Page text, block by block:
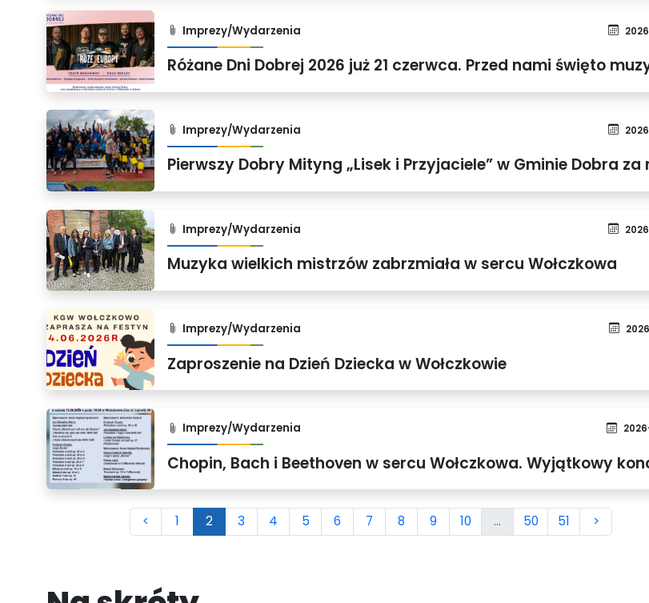
Imprezy/Wydarzenia
Imprezy/Wydarzenia
Imprezy/Wydarzenia
Muzyka wielkich mistrzów zabrzmiała w sercu Wołczkowa
Imprezy/Wydarzenia
Zaproszenie na Dzień Dziecka w Wołczkowie
Imprezy/Wydarzenia
< 1 2 3 4 5 6 7 8 9 10 ... 50 51 >